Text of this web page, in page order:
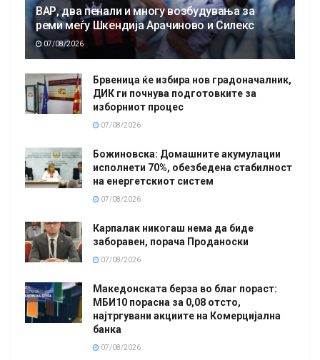
ВАР, два пенали и многу возбудувања за
реми меѓу Шкендија Арачиново и Силекс
07/08/2026
Брвеница ќе избира нов градоначалник,
ДИК ги почнува подготовките за
изборниот процес
07/08/2026
Божиновска: Домашните акумулации
исполнети 70%, обезбедена стабилност
на енергетскиот систем
07/08/2026
Карпалак никогаш нема да биде
заборавен, порача Проданоски
07/08/2026
Македонската берза во благ пораст:
МБИ10 порасна за 0,08 отсто,
најтргувани акциите на Комерцијална
банка
07/08/2026